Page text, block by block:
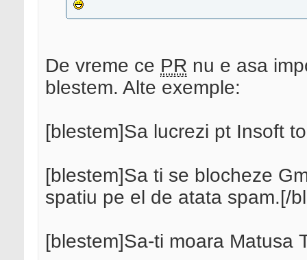
De vreme ce PR nu e asa
blestem. Alte exemple:
[blestem]Sa lucrezi pt Insoft
[blestem]Sa ti se blocheze
spatiu pe el de atata spam.[/
[blestem]Sa-ti moara Matusa